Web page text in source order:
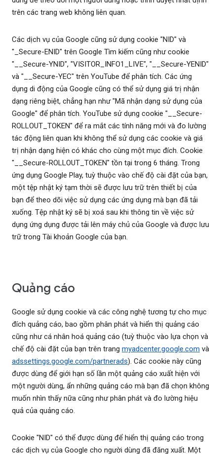
trên các trang web không liên quan.
Các dịch vụ của Google cũng sử dụng cookie "NID" và
"_Secure-ENID" trên Google Tìm kiếm cũng như cookie
"__Secure-YNID", "VISITOR_INFO1_LIVE", "__Secure-YENID"
và "__Secure-YEC" trên YouTube để phân tích. Các ứng
dụng di động của Google cũng có thể sử dụng giá trị nhận
dạng riêng biệt, chẳng hạn như "Mã nhận dạng sử dụng của
Google" để phân tích. YouTube sử dụng cookie "__Secure-
ROLLOUT_TOKEN" để ra mắt các tính năng mới và đo lường
tác động liên quan khi không thể sử dụng các cookie và giá
trị nhận dạng hiện có khác cho cùng một mục đích. Cookie
"__Secure-ROLLOUT_TOKEN" tồn tại trong 6 tháng. Trong
ứng dụng Google Play, tuỳ thuộc vào chế độ cài đặt của bạn,
một tệp nhật ký tạm thời sẽ được lưu trữ trên thiết bị của
bạn để theo dõi việc sử dụng các ứng dụng mà bạn đã tải
xuống. Tệp nhật ký sẽ bị xoá sau khi thông tin về việc sử
dụng ứng dụng được tải lên máy chủ của Google và được lưu
trữ trong Tài khoản Google của bạn.
Quảng cáo
Google sử dụng cookie và các công nghệ tương tự cho mục
đích quảng cáo, bao gồm phân phát và hiển thị quảng cáo
cũng như cá nhân hoá quảng cáo (tuỳ thuộc vào lựa chọn và
chế độ cài đặt của bạn trên trang myadcenter.google.com và
adssettings.google.com/partnerads). Các cookie này cũng
được dùng để giới hạn số lần một quảng cáo xuất hiện với
một người dùng, ẩn những quảng cáo mà bạn đã chọn không
muốn nhìn thấy nữa cũng như phân phát và đo lường hiệu
quả của quảng cáo.
Cookie "NID" có thể được dùng để hiển thị quảng cáo trong
các dịch vụ của Google cho người dùng đã đăng xuất. Một